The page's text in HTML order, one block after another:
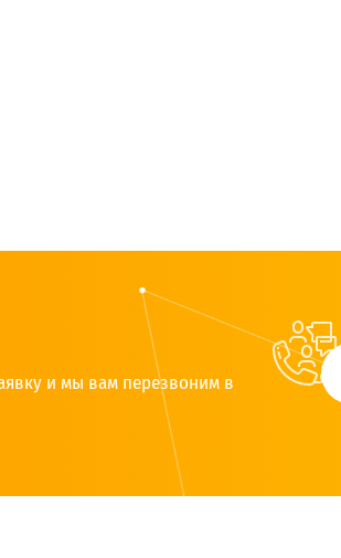
и мы вам перезвоним в